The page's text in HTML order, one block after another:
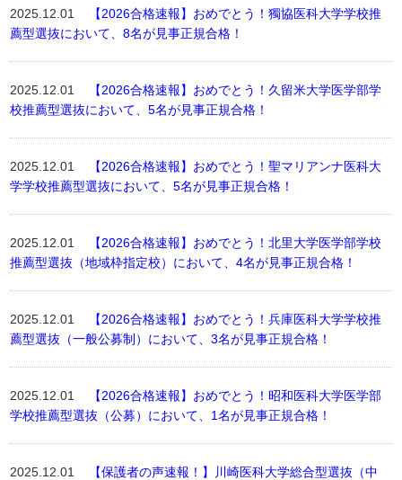
2025.12.01
【2026合格速報】おめでとう！獨協医科大学学校推
薦型選抜において、8名が見事正規合格！
2025.12.01
【2026合格速報】おめでとう！久留米大学医学部学
校推薦型選抜において、5名が見事正規合格！
2025.12.01
【2026合格速報】おめでとう！聖マリアンナ医科大
学学校推薦型選抜において、5名が見事正規合格！
2025.12.01
【2026合格速報】おめでとう！北里大学医学部学校
推薦型選抜（地域枠指定校）において、4名が見事正規合格！
2025.12.01
【2026合格速報】おめでとう！兵庫医科大学学校推
薦型選抜（一般公募制）において、3名が見事正規合格！
2025.12.01
【2026合格速報】おめでとう！昭和医科大学医学部
学校推薦型選抜（公募）において、1名が見事正規合格！
2025.12.01
【保護者の声速報！】川崎医科大学総合型選抜（中